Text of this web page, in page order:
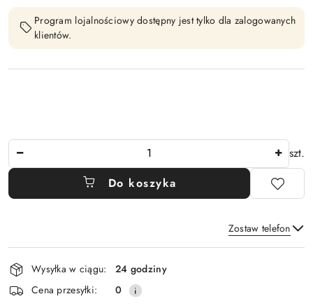
Program lojalnościowy dostępny jest tylko dla zalogowanych
klientów.
szt.
Do koszyka
Zostaw telefon
Wyślij
Dostępność
i
dostawa
Wysyłka w ciągu:
24 godziny
Cena przesyłki:
0